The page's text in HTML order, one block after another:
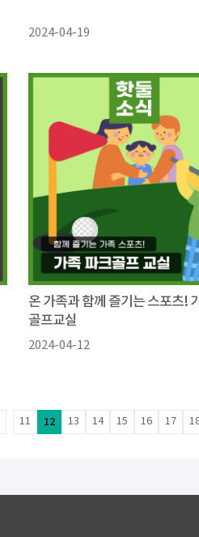
2024-04-19
온 가족과 함께 즐기는 스포츠!
골프교실
2024-04-12
11 12 13 14 15 16 17